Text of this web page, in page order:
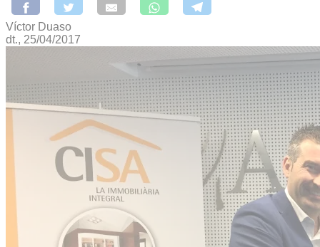
Víctor Duaso
dt., 25/04/2017